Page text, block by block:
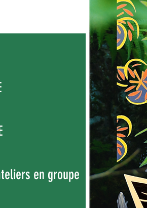
en groupe